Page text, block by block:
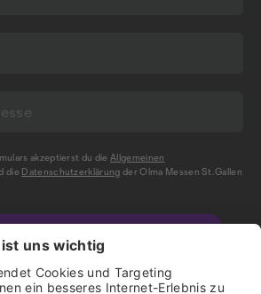
akzeptierst du dieAllgemeinen
die Datenschutzerklärung der Olma Messen St.Gallen